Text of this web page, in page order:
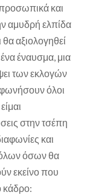
και
αμυδρή ελπίδα
αξιολογηθεί
έναυσμα, μια
των εκλογών
όλοι
στην τσέπη
και
όλων όσων θα
εκείνο που
κάδρο: